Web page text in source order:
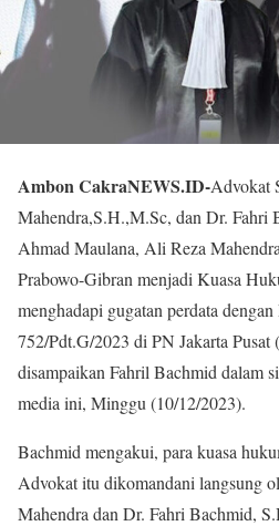
Ambon CakraNEWS.ID-Advokat
Mahendra,S.H.,M.Sc, dan Dr. Fahri
Ahmad Maulana, Ali Reza
Prabowo-Gibran menjadi Kuasa
menghadapi gugatan perdata
752/Pdt.G/2023 di PN Jakarta Pusat
disampaikan Fahril Bachmid dalam
media ini, Minggu (10/12/2023).
Bachmid mengakui, para kuasa
Advokat itu dikomandani langsung
Mahendra dan Dr. Fahri Bachmid,